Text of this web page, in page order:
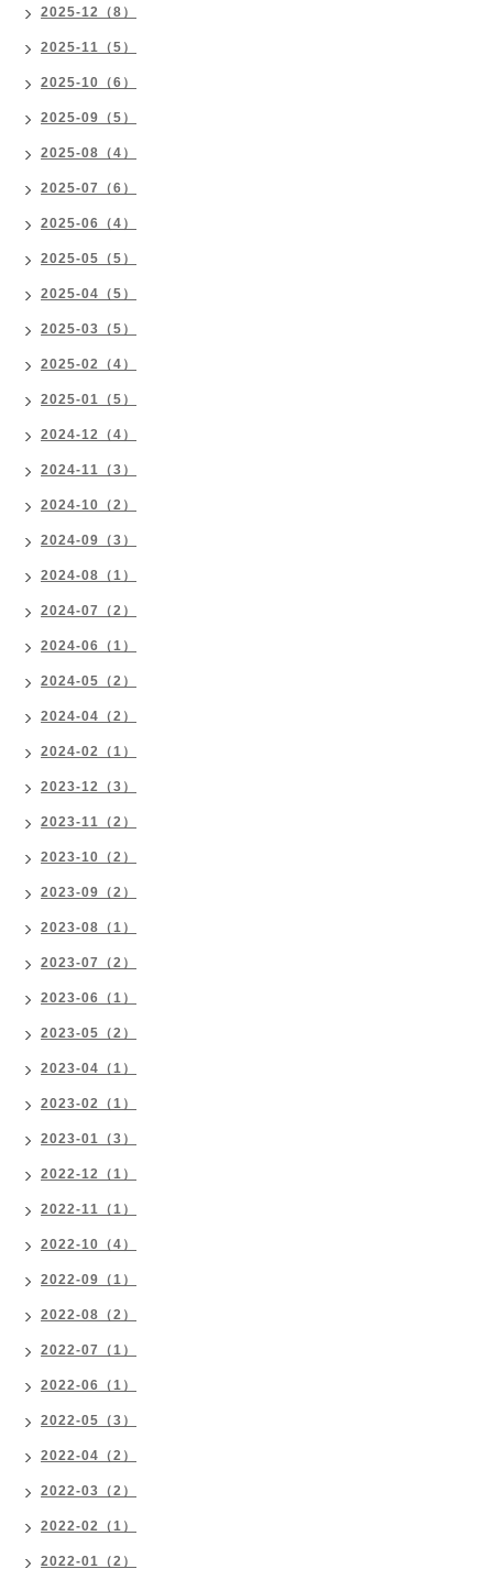
2025-12（8）
2025-11（5）
2025-10（6）
2025-09（5）
2025-08（4）
2025-07（6）
2025-06（4）
2025-05（5）
2025-04（5）
2025-03（5）
2025-02（4）
2025-01（5）
2024-12（4）
2024-11（3）
2024-10（2）
2024-09（3）
2024-08（1）
2024-07（2）
2024-06（1）
2024-05（2）
2024-04（2）
2024-02（1）
2023-12（3）
2023-11（2）
2023-10（2）
2023-09（2）
2023-08（1）
2023-07（2）
2023-06（1）
2023-05（2）
2023-04（1）
2023-02（1）
2023-01（3）
2022-12（1）
2022-11（1）
2022-10（4）
2022-09（1）
2022-08（2）
2022-07（1）
2022-06（1）
2022-05（3）
2022-04（2）
2022-03（2）
2022-02（1）
2022-01（2）